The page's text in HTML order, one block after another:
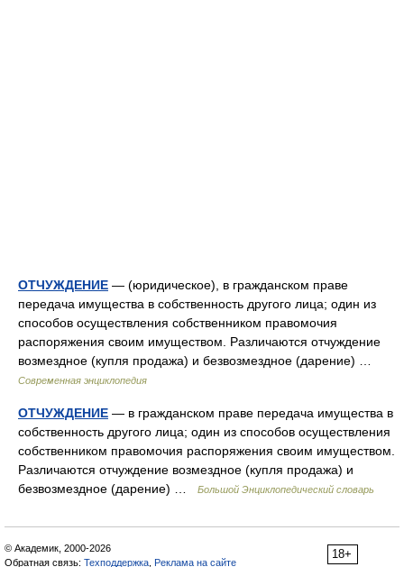
ОТЧУЖДЕНИЕ — (юридическое), в гражданском праве
передача имущества в собственность другого лица; один из
способов осуществления собственником правомочия
распоряжения своим имуществом. Различаются отчуждение
возмездное (купля продажа) и безвозмездное (дарение) …
Современная энциклопедия
ОТЧУЖДЕНИЕ — в гражданском праве передача имущества в
собственность другого лица; один из способов осуществления
собственником правомочия распоряжения своим имуществом.
Различаются отчуждение возмездное (купля продажа) и
безвозмездное (дарение) …
Большой Энциклопедический словарь
18+
© Академик, 2000-2026
Обратная связь: Техподдержка Реклама на сайте